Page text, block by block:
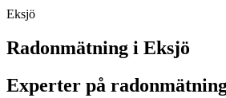
Eksjö
Radonmätning i Eksjö
Experter på